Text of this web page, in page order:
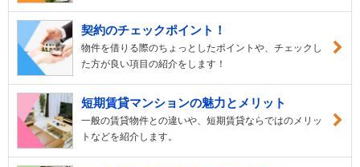
契約のチェックポイント！
物件を借りる際のちょっとしたポイントや、チェックし
た方が良い項目の紹介をします！
短期賃貸マンションの魅力とメリット
一般の賃貸物件との違いや、短期賃貸ならではのメリッ
トなどを紹介します。